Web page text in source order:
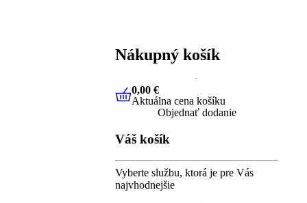
Nákupný košík
0,00 €Aktuálna cena košíku
0,00 €
Aktuálna cena košíku
Objednať dodanie
Váš košík
Vyberte službu, ktorá je pre Vás
najvhodnejšie